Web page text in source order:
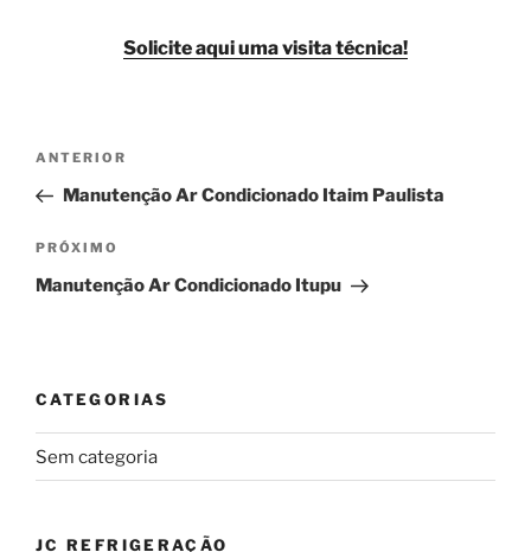
Solicite aqui uma visita técnica!
Navegação
Post
Post
anterior
ANTERIOR
Manutenção Ar Condicionado Itaim Paulista
Próximo
post
PRÓXIMO
Manutenção Ar Condicionado Itupu
CATEGORIAS
Sem categoria
JC REFRIGERAÇÃO